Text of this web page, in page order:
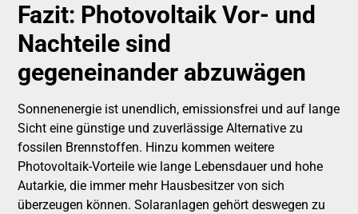
Fazit: Photovoltaik Vor- und
Nachteile sind
gegeneinander abzuwägen
Sonnenenergie ist unendlich, emissionsfrei und auf lange
Sicht eine günstige und zuverlässige Alternative zu
fossilen Brennstoffen. Hinzu kommen weitere
Photovoltaik-Vorteile wie lange Lebensdauer und hohe
Autarkie, die immer mehr Hausbesitzer von sich
überzeugen können. Solaranlagen gehört deswegen zu